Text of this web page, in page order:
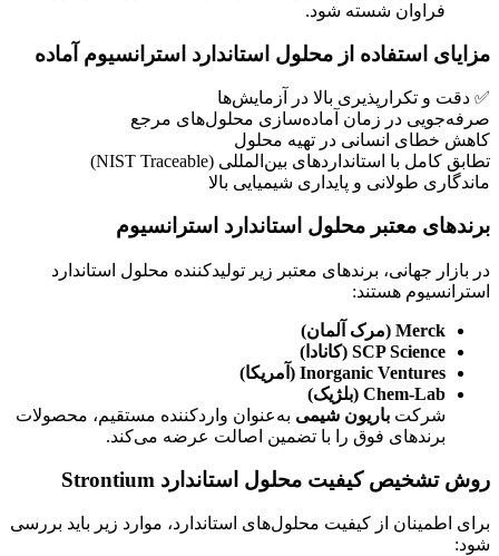
فراوان شسته شود.
مزایای استفاده از محلول استاندارد استرانسیوم آماده
✅ دقت و تکرارپذیری بالا در آزمایش‌ها
صرفه‌جویی در زمان آماده‌سازی محلول‌های مرجع
کاهش خطای انسانی در تهیه محلول
تطابق کامل با استانداردهای بین‌المللی (NIST Traceable)
ماندگاری طولانی و پایداری شیمیایی بالا
برندهای معتبر محلول استاندارد استرانسیوم
در بازار جهانی، برندهای معتبر زیر تولیدکننده محلول استاندارد
استرانسیوم هستند:
Merck (مرک آلمان)
SCP Science (کانادا)
Inorganic Ventures (آمریکا)
Chem-Lab (بلژیک)
شرکت باریون شیمی به‌عنوان واردکننده مستقیم، محصولات
برندهای فوق را با تضمین اصالت عرضه می‌کند.
روش تشخیص کیفیت محلول استاندارد Strontium
برای اطمینان از کیفیت محلول‌های استاندارد، موارد زیر باید بررسی
شود: